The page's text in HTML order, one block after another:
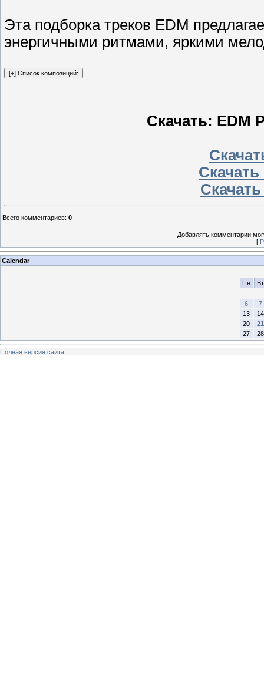
Эта подборка треков EDM
энергичными ритмами, яркими
Скачать: EDM
Всего комментариев: 0
Добавлять комментарии
[
Calendar
Пн Вт
6
7
13
14
20
21
27
28
Полная версия сайта